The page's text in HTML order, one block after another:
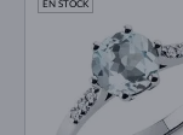
EN STOCK